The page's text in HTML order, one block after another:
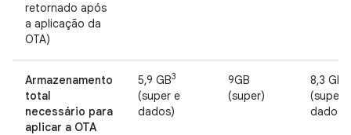
retornado após
a aplicação da
OTA)
Armazenamento
total
necessário para
aplicar a OTA
5,9 GB3
(super e
dados)
9GB
(super)
8,3 GB
(super
dados)